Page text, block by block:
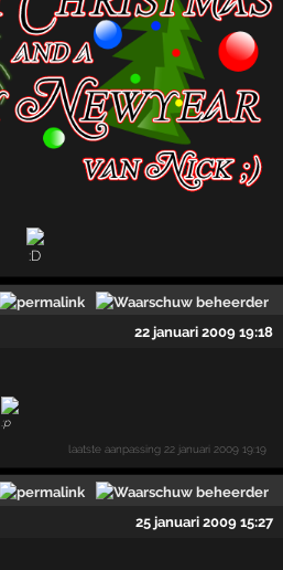
22 januari 2009 19:18
laatste aanpassing 22 januari 2009 19:19
25 januari 2009 15:27